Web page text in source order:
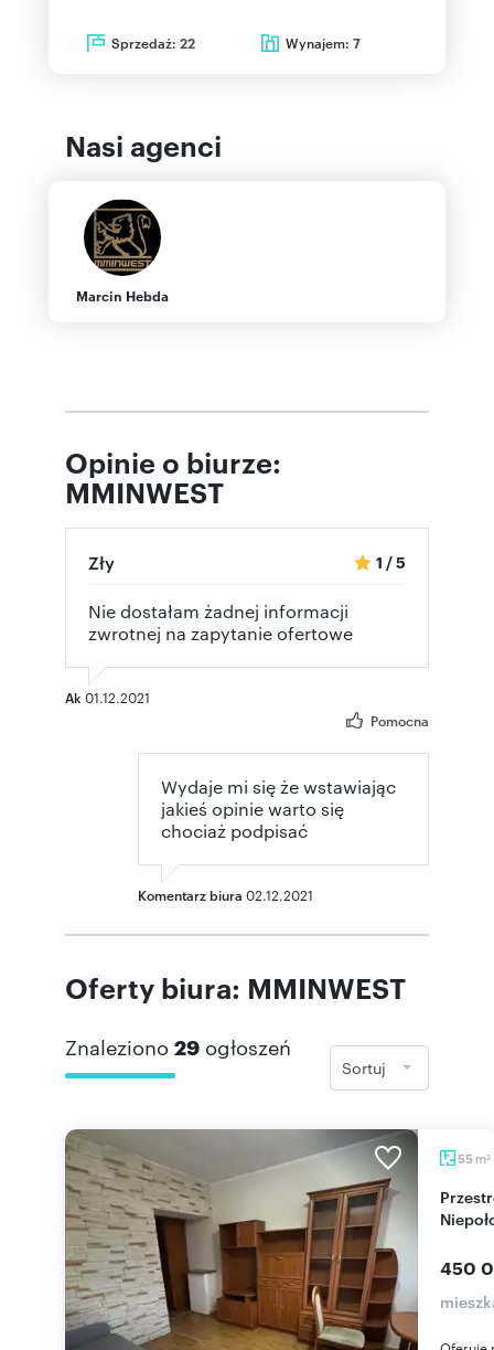
Sprzedaż: 22 Wynajem: 7
Nasi agenci
Marcin Hebda
Opinie o biurze:
MMINWEST
Zły 1 /5
Nie dostałam żadnej informacji
zwrotnej na zapytanie ofertowe
Ak 01.12.2021
Pomocna
Wydaje mi się że wstawiając
jakieś opinie warto się
chociaż podpisać
Komentarz biura 02.12.2021
Oferty biura: MMINWEST
Znaleziono 29 ogłoszeń
Sortuj
55 m2
Przestronne 3-pokojowe mieszkanie w
450